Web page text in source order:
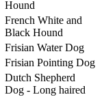
Hound
French White and
Black Hound
Frisian Water Dog
Frisian Pointing Dog
Dutch Shepherd
Dog - Long haired